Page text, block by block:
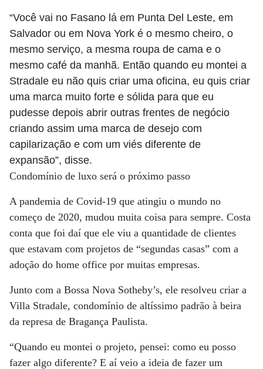
“Você vai no Fasano lá em Punta Del Leste, em
Salvador ou em Nova York é o mesmo cheiro, o
mesmo serviço, a mesma roupa de cama e o
mesmo café da manhã. Então quando eu montei a
Stradale eu não quis criar uma oficina, eu quis criar
uma marca muito forte e sólida para que eu
pudesse depois abrir outras frentes de negócio
criando assim uma marca de desejo com
capilarização e com um viés diferente de
expansão”, disse.
Condomínio de luxo será o próximo passo
A pandemia de Covid-19 que atingiu o mundo no
começo de 2020, mudou muita coisa para sempre. Costa
conta que foi daí que ele viu a quantidade de clientes
que estavam com projetos de “segundas casas” com a
adoção do home office por muitas empresas.
Junto com a Bossa Nova Sotheby’s, ele resolveu criar a
Villa Stradale, condomínio de altíssimo padrão à beira
da represa de Bragança Paulista.
“Quando eu montei o projeto, pensei: como eu posso
fazer algo diferente? E aí veio a ideia de fazer um